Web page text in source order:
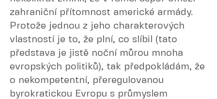
zahraniční přítomnost americké armády.
Protože jednou z jeho charakterových
vlastností je to, že plní, co slíbil (tato
představa je jistě noční můrou mnoha
evropských politiků), tak předpokládám, že
o nekompetentní, přeregulovanou
byrokratickou Evropu s průmyslem